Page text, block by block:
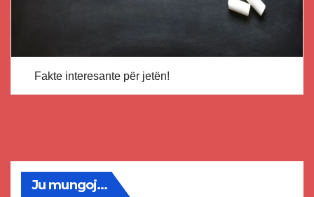
Fakte interesante për jetën!
Ju mungoj...